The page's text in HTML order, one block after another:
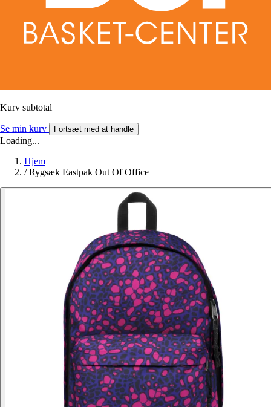
Kurv subtotal
Se min kurv Fortsæt med at handle
Loading...
Hjem
/ Rygsæk Eastpak Out Of Office